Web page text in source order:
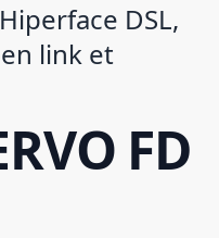
DSL,
link et
FD